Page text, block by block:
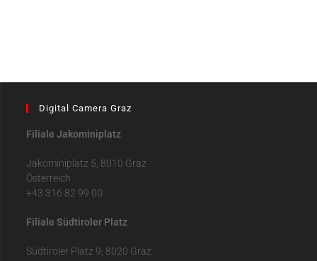
Digital Camera Graz
Filiale Jakominiplatz
Jakominiplatz 5, 8010 Graz
Österreich
+43 316 82 99 00
Filiale Südtiroler Platz
Südtiroler Platz 9, 8020 Graz